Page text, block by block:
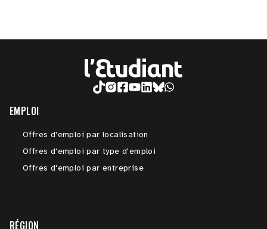
EMPLOI
Offres d'emploi par localisation
Offres d'emploi par type d'emploi
Offres d'emploi par entreprise
RÉGION